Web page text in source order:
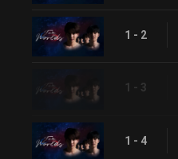
1 - 2
1 - 3
1 - 4